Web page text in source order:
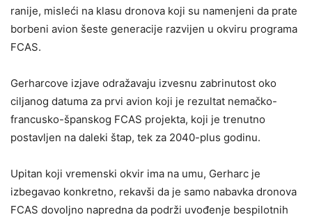
ranije, misleći na klasu dronova koji su namenjeni da prate
borbeni avion šeste generacije razvijen u okviru programa
FCAS.
Gerharcove izjave odražavaju izvesnu zabrinutost oko
ciljanog datuma za prvi avion koji je rezultat nemačko-
francusko-španskog FCAS projekta, koji je trenutno
postavljen na daleki štap, tek za 2040-plus godinu.
Upitan koji vremenski okvir ima na umu, Gerharc je
izbegavao konkretno, rekavši da je samo nabavka dronova
FCAS dovoljno napredna da podrži uvođenje bespilotnih